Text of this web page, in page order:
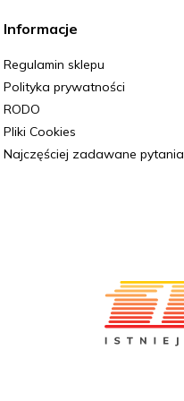
Informacje
Regulamin sklepu
Polityka prywatności
RODO
Pliki Cookies
Najczęściej zadawane pytania